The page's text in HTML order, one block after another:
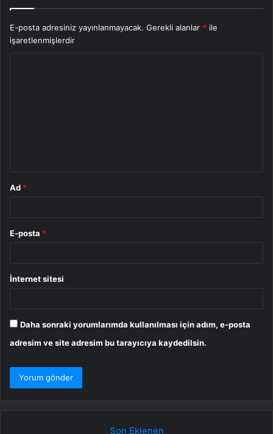
E-posta adresiniz yayınlanmayacak. Gerekli alanlar * ile
işaretlenmişlerdir
Ad *
E-posta *
İnternet sitesi
Daha sonraki yorumlarımda kullanılması için adım, e-posta
adresim ve site adresim bu tarayıcıya kaydedilsin.
Son Eklenen